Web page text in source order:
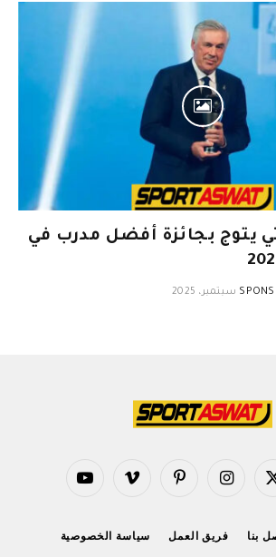
يتوج بجائزة أفضل مدرب في
X
الانستغرامبينتيريستفيميو يوتيوب
بنا فريق العمل سياسة الخصوصية